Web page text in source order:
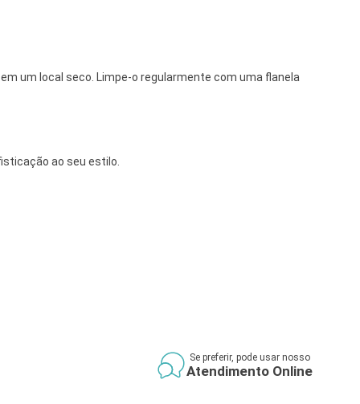
um local seco. Limpe-o regularmente com uma flanela
ao seu estilo.
Se preferir, pode usar nosso
Atendimento Online